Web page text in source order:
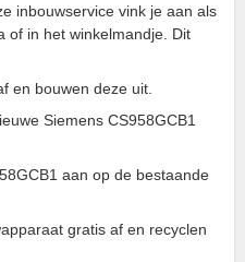
inbouwservice vink je aan als
of in het winkelmandje. Dit
en bouwen deze uit.
Siemens CS958GCB1
aan op de bestaande
gratis af en recyclen